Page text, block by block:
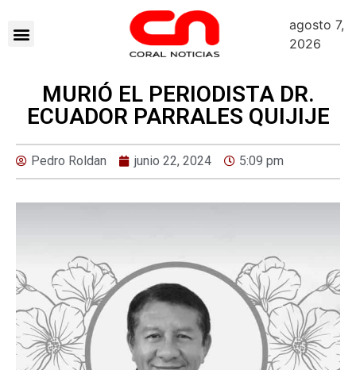
agosto 7,
2026
MURIÓ EL PERIODISTA DR.
ECUADOR PARRALES QUIJIJE
Pedro Roldan junio 22, 2024 5:09 pm